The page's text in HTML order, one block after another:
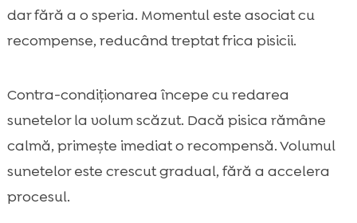
dar fără a o speria. Momentul este asociat cu
recompense, reducând treptat frica pisicii.
Contra-condiționarea începe cu redarea
sunetelor la volum scăzut. Dacă pisica rămâne
calmă, primește imediat o recompensă. Volumul
sunetelor este crescut gradual, fără a accelera
procesul.